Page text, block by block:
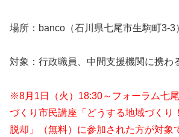
場所：banco（石川県七尾市生駒町3-3
対象：行政職員、中間支援機関に携わ
※8月1日（火）18:30～フォーラム七
づくり市民講座「どうする地域づくり
脱却」（無料）に参加された方が対象